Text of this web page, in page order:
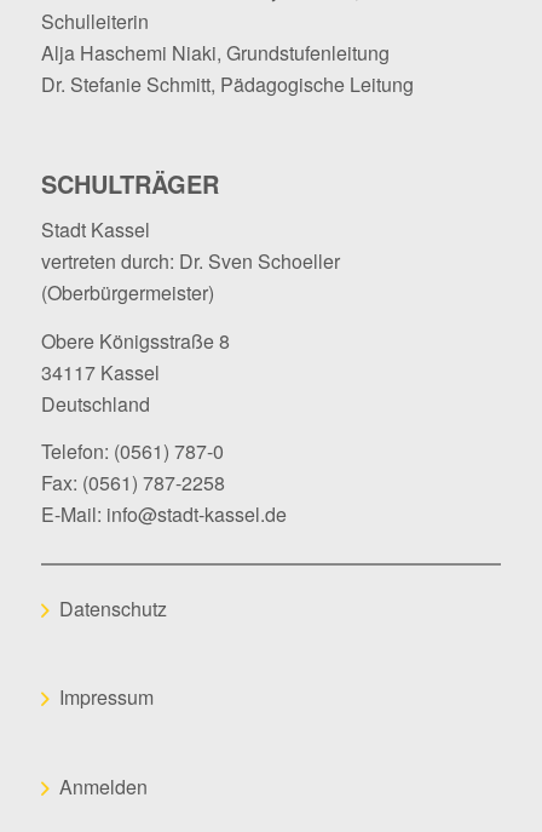
Schulleiterin
Alja Haschemi Niaki, Grundstufenleitung
Dr. Stefanie Schmitt, Pädagogische Leitung
SCHULTRÄGER
Stadt Kassel
vertreten durch: Dr. Sven Schoeller
(Oberbürgermeister)
Obere Königsstraße 8
34117 Kassel
Deutschland
Telefon: (0561) 787-0
Fax: (0561) 787-2258
E-Mail: info@stadt-kassel.de
Datenschutz
Impressum
Anmelden